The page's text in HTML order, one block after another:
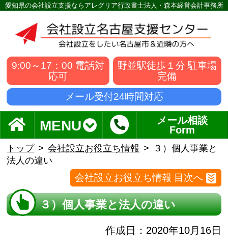
愛知県の会社設立支援ならアレグリア行政書士法人・森本経営会計事務所
9:00～17：00 電話対
応可
野並駅徒歩１分 駐車場
完備
メール受付24時間対応
MENU
メール相談
Form
トップ 会社設立お役立ち情報
３）個人事業と
法人の違い
会社設立お役立ち情報 目次へ
３）個人事業と法人の違い
作成日：2020年10月16日